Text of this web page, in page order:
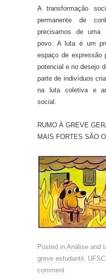
A transformação
permanente de
precisamos de uma
povo. A luta é um
espaço de expressão
potencial e no desejo
parte de indivíduos
na luta coletiva e
social.
RUMO À GREVE
MAIS FORTES SÃO
Posted in Análise and
greve estudantil , UFSC
comment